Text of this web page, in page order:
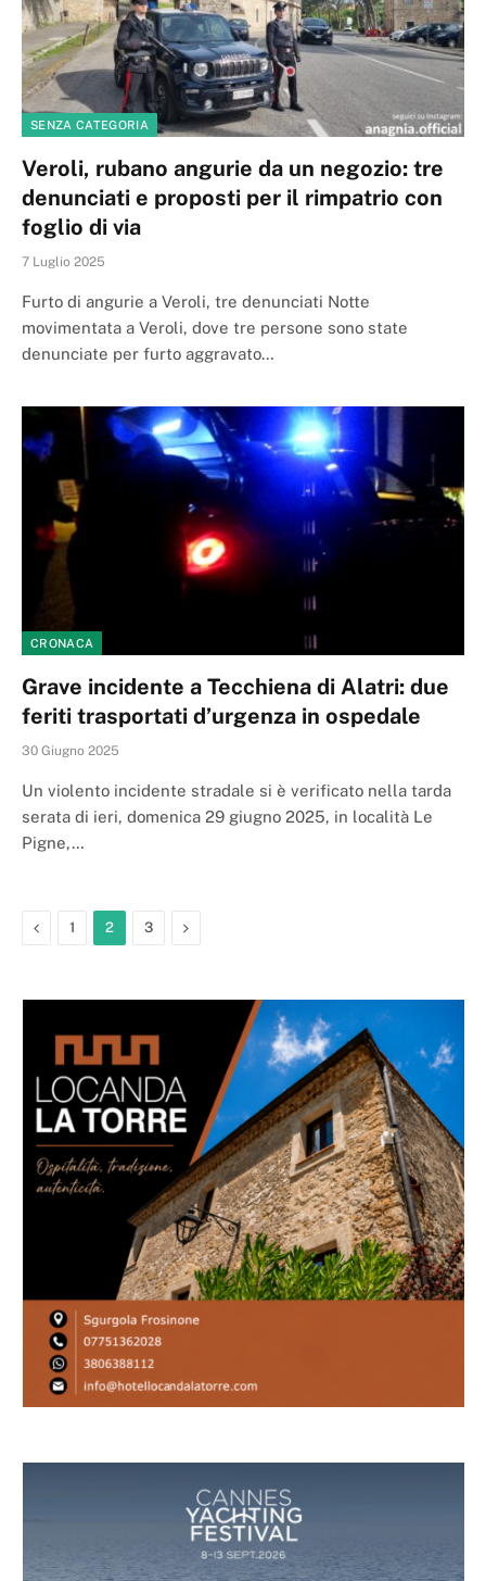
SENZA CATEGORIA
Veroli, rubano angurie da un negozio: tre
denunciati e proposti per il rimpatrio con
foglio di via
7 Luglio 2025
Furto di angurie a Veroli, tre denunciati Notte
movimentata a Veroli, dove tre persone sono state
denunciate per furto aggravato…
CRONACA
Grave incidente a Tecchiena di Alatri: due
feriti trasportati d’urgenza in ospedale
30 Giugno 2025
Un violento incidente stradale si è verificato nella tarda
serata di ieri, domenica 29 giugno 2025, in località Le
Pigne,…
Previous
1 2 3 Next